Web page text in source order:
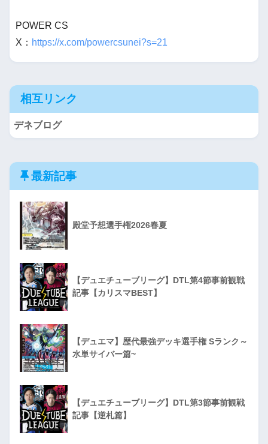
POWER CS
X： https://x.com/powercsunei?s=21
相互リンク
デネブログ
最新記事
殿堂予想選手権2026春夏
【デュエチューブリーグ】DTL第4節事前観戦
記事【カリスマBEST】
【デュエマ】歴代最強デッキ選手権 Sランク～
水単サイバー篇~
【デュエチューブリーグ】DTL第3節事前観戦
記事【逆札篇】